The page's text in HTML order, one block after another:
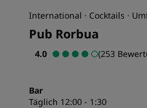
International · Cocktails ·
Pub Rorbua
4.0 (253
Bar
Täglich 12:00 - 1:30